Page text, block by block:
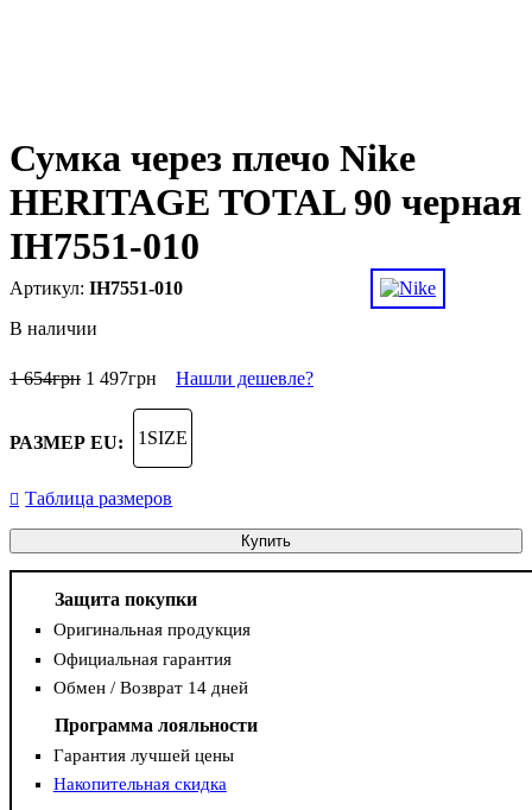
Сумка через плечо Nike
HERITAGE TOTAL 90 черная
IH7551-010
IH7551-010
В наличии
1 654грн 1 497грн Нашли дешевле?
РАЗМЕР EU: 1SIZE
Таблица размеров
Купить
Защита покупки
Оригинальная продукция
Официальная гарантия
Обмен / Возврат 14 дней
Программа лояльности
Гарантия лучшей цены
Накопительная скидка